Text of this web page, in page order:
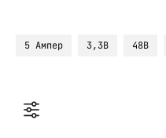
5 Ампер 3,3В 48В